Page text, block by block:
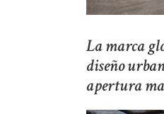
La marca
diseño
apertura